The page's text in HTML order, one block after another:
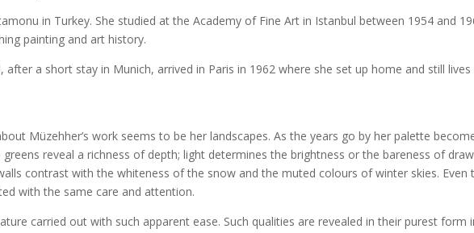
in Turkey. She studied at the Academy of Fine Art in Istanbul between 1954 and
painting and art history.
after a short stay in Munich, arrived in Paris in 1962 where she set up home and still lives
Müzehher’s work seems to be her landscapes. As the years go by her palette
reveal a richness of depth; light determines the brightness or the bareness of
contrast with the whiteness of the snow and the muted colours of winter skies. Even
with the same care and attention.
carried out with such apparent ease. Such qualities are revealed in their purest form